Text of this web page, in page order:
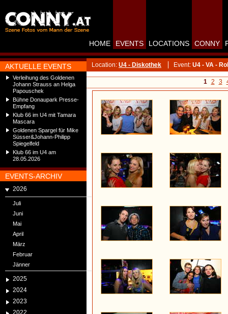
AKTUELLE EVENTS
Verleihung des Goldenen
Johann Strauss an Helga
Papouschek
Bühne Donaupark Presse-
Empfang
Klub 66 im U4 mit Tamara
Mascara
Goldenen Spargel für Mike
Süsser&Johann-Philipp
Spiegelfeld
Klub 66 im U4 am
28.05.2026
EVENTS-ARCHIV
2026
Juli
Juni
Mai
April
März
Februar
Jänner
2025
2024
2023
2022
HOME EVENTS LOCATIONS CONNY
Location: U4 - Diskothek Event: U4 - VA -
1 2 3